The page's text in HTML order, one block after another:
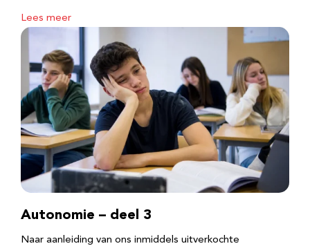
Lees meer
Autonomie – deel 3
Naar aanleiding van ons inmiddels uitverkochte